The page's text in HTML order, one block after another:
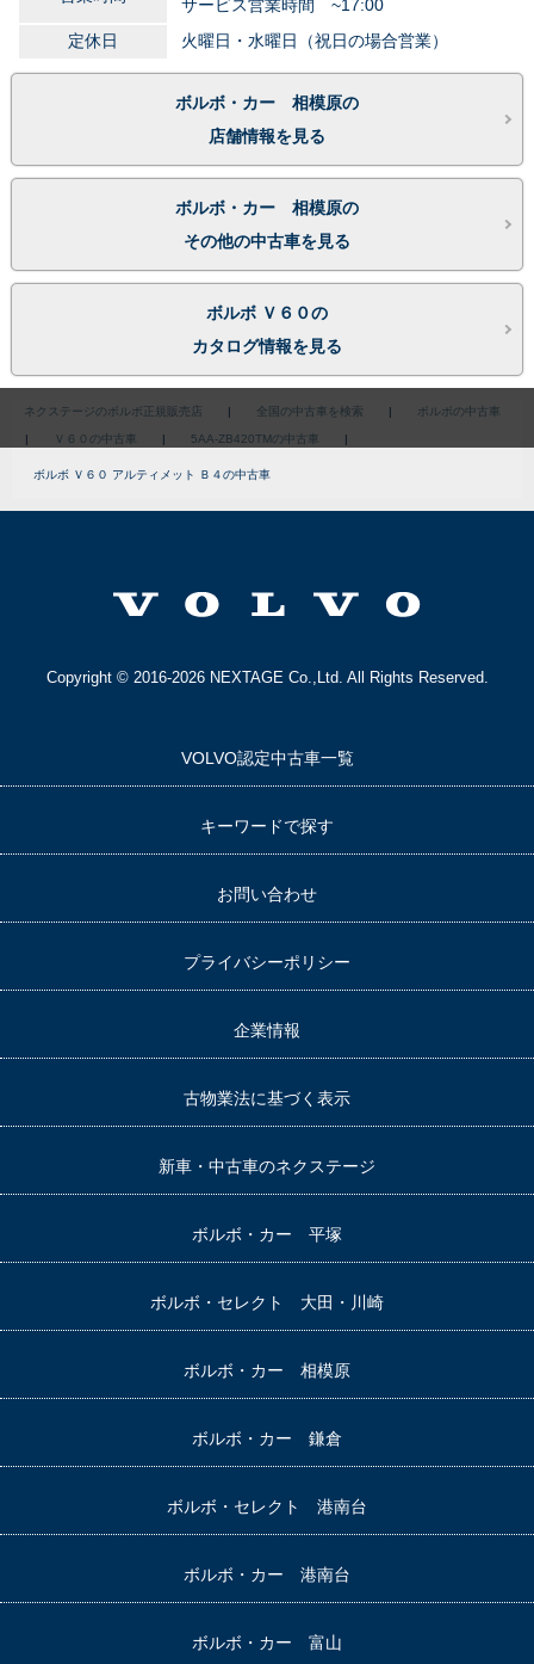
サービス営業時間 ~17:00
定休日
火曜日・水曜日（祝日の場合営業）
ボルボ・カー 相模原の
店舗情報を見る
ボルボ・カー 相模原の
その他の中古車を見る
ボルボ Ｖ６０の
カタログ情報を見る
ネクステージのボルボ正規販売店 | 全国の中古車を検索 | ボルボの中古車
| Ｖ６０の中古車 | 5AA-ZB420TMの中古車 |
ボルボ Ｖ６０ アルティメット Ｂ４の中古車
Copyright © 2016-2026 NEXTAGE Co.,Ltd. All Rights Reserved.
VOLVO認定中古車一覧
キーワードで探す
お問い合わせ
プライバシーポリシー
企業情報
古物業法に基づく表示
新車・中古車のネクステージ
ボルボ・カー 平塚
ボルボ・セレクト 大田・川崎
ボルボ・カー 相模原
ボルボ・カー 鎌倉
ボルボ・セレクト 港南台
ボルボ・カー 港南台
ボルボ・カー 富山